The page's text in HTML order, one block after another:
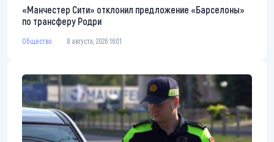
«Манчестер Сити» отклонил предложение «Барселоны»
по трансферу Родри
Общество 8 августа, 2026 16:01